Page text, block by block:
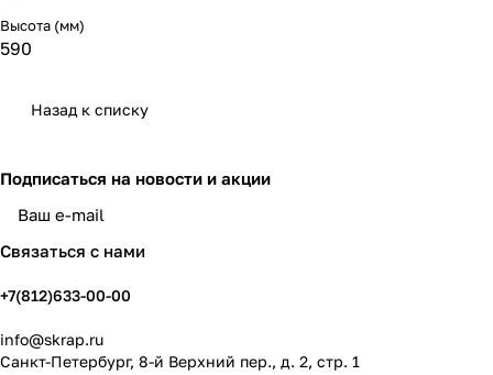
Высота (мм)
590
Назад к списку
Подписаться на новости и акции
Связаться с нами
+7(812)633-00-00
info@skrap.ru
Санкт-Петербург, 8-й Верхний пер., д. 2, стр. 1